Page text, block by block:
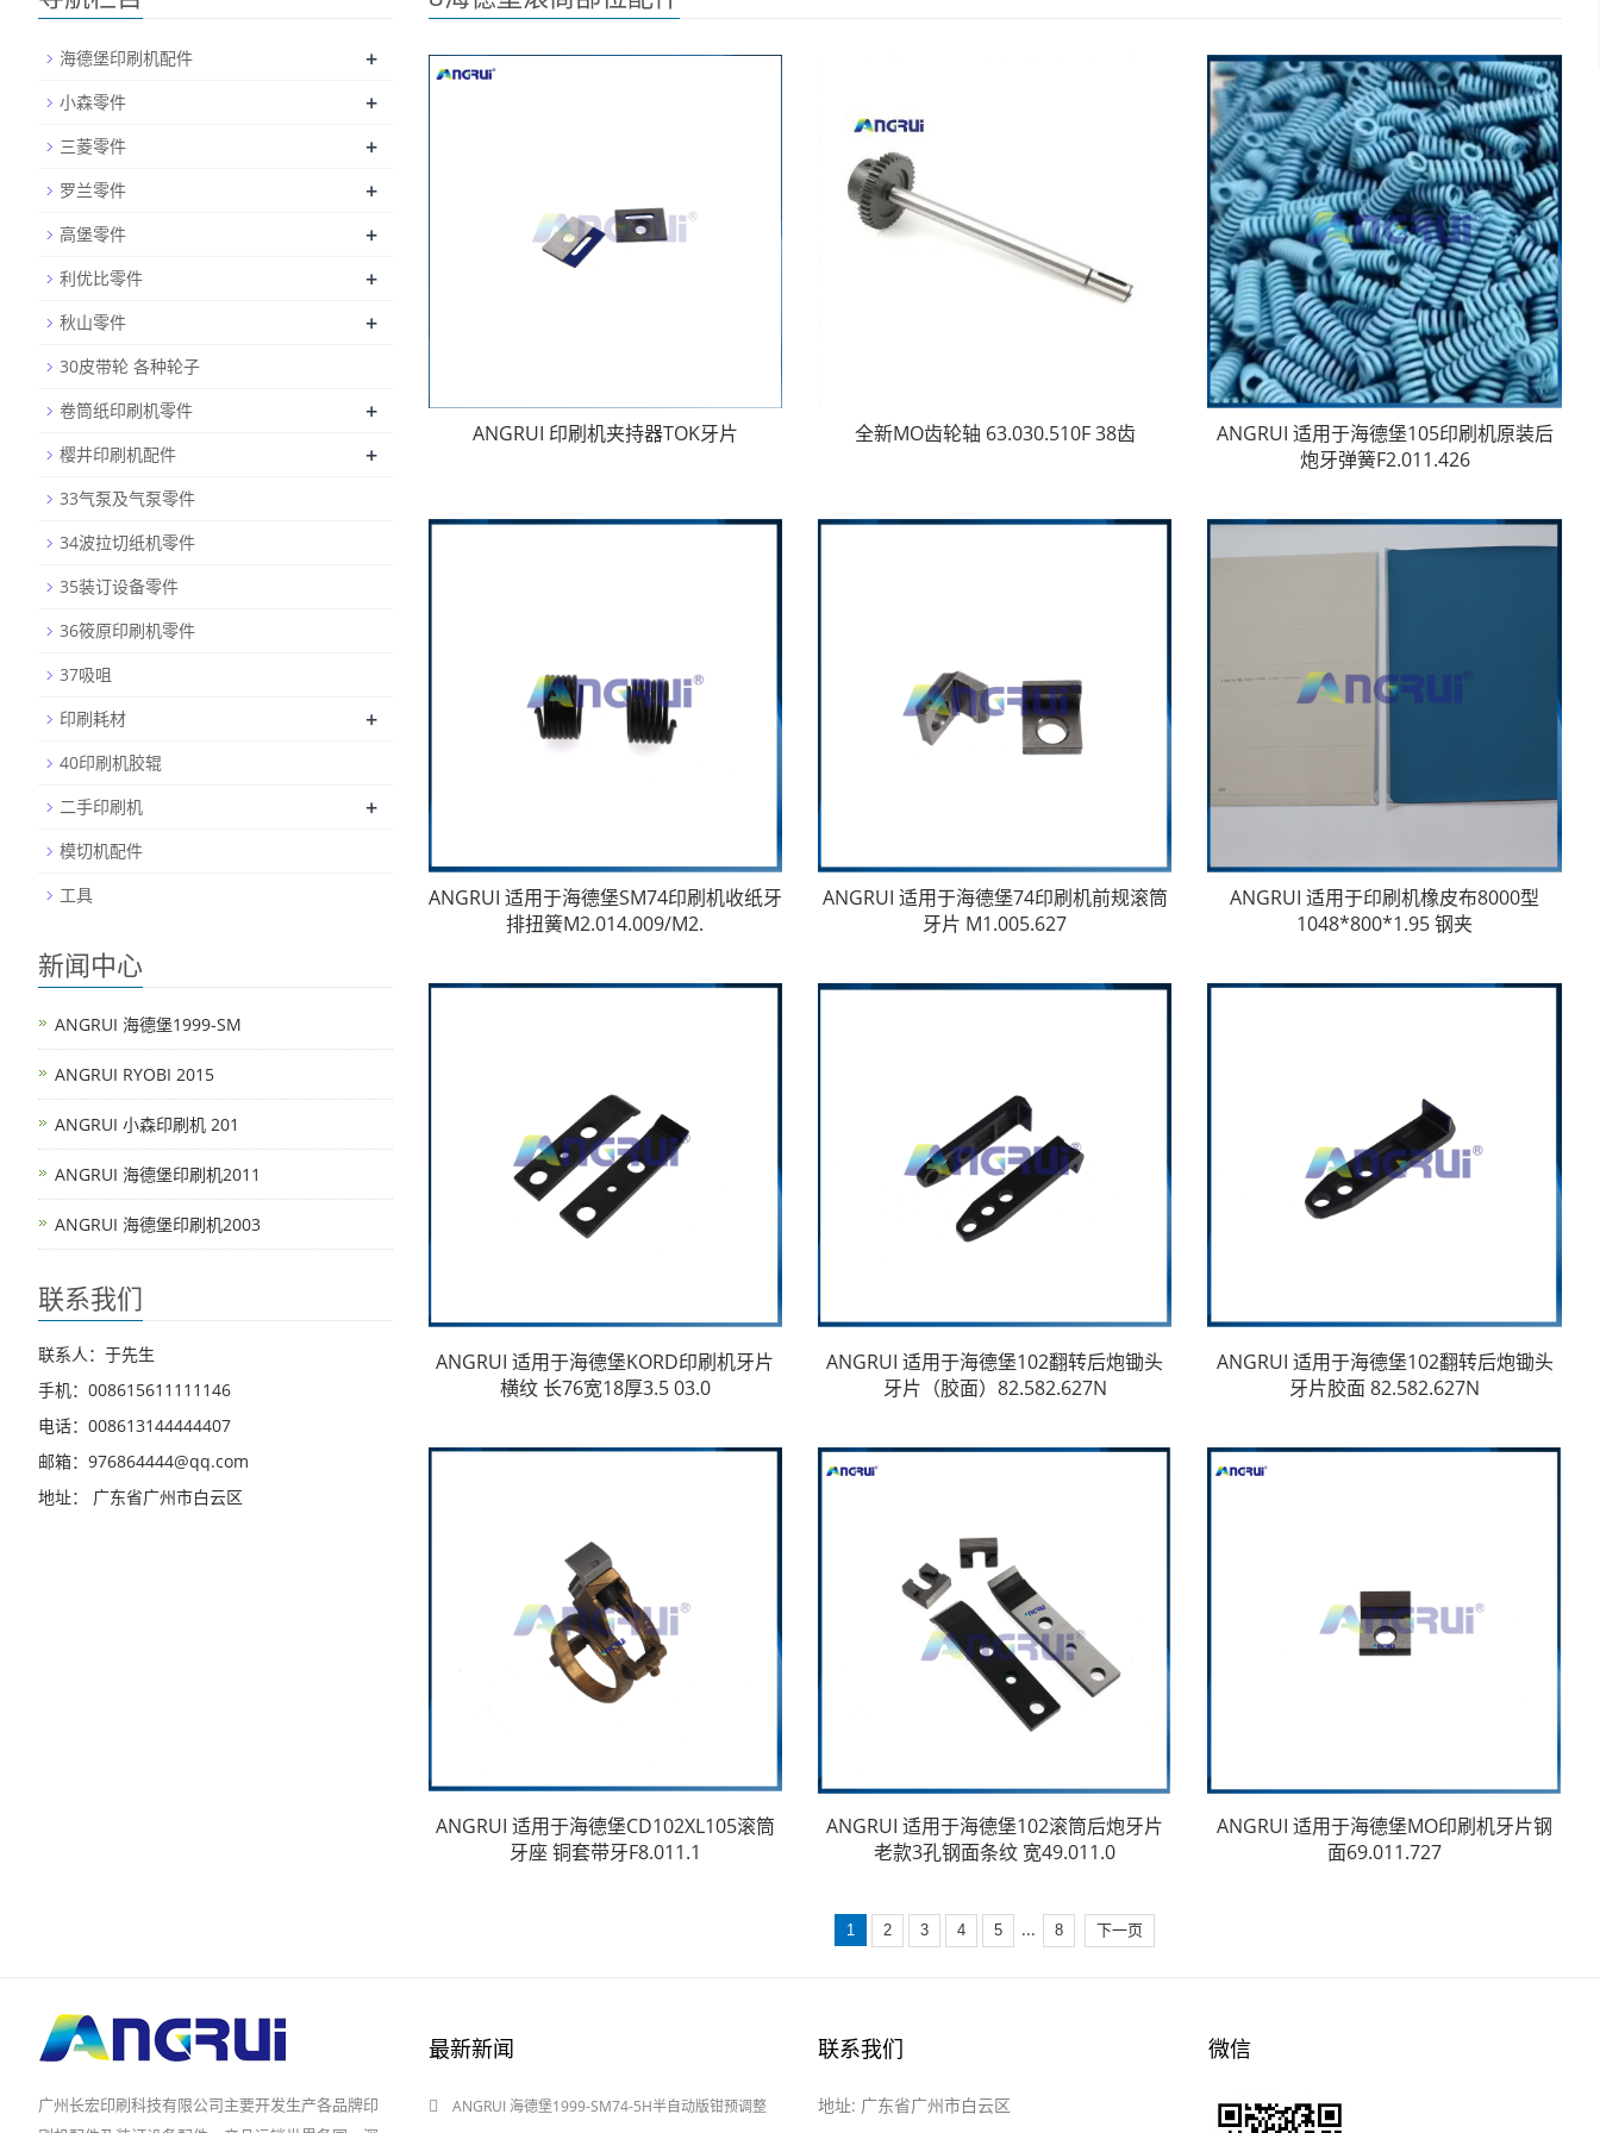
ANGRUI 印刷机夹持器TOK牙片 全新MO齿轮轴 63.030.510F 38齿
ANGRUI 适用于海德堡105印刷机原装后
炮牙弹簧F2.011.426
ANGRUI 适用于海德堡SM74印刷机收纸牙
排扭簧M2.014.009/M2.
ANGRUI 适用于海德堡74印刷机前规滚筒
牙片 M1.005.627
ANGRUI 适用于印刷机橡皮布8000型
1048*800*1.95 钢夹
ANGRUI 适用于海德堡KORD印刷机牙片
横纹 长76宽18厚3.5 03.0
ANGRUI 适用于海德堡102翻转后炮锄头
牙片（胶面）82.582.627N
ANGRUI 适用于海德堡102翻转后炮锄头
牙片胶面 82.582.627N
ANGRUI 适用于海德堡CD102XL105滚筒
牙座 铜套带牙F8.011.1
ANGRUI 适用于海德堡102滚筒后炮牙片
老款3孔钢面条纹 宽49.011.0
ANGRUI 适用于海德堡MO印刷机牙片钢
面69.011.727
1 2 3 4 5 ... 8 下一页
海德堡印刷机配件 +
小森零件 +
三菱零件 +
罗兰零件 +
高堡零件 +
利优比零件 +
秋山零件 +
30皮带轮 各种轮子
卷筒纸印刷机零件
+
樱井印刷机配件 +
33气泵及气泵零件
34波拉切纸机零件
35装订设备零件
36筱原印刷机零件
37吸咀
印刷耗材
+
40印刷机胶辊
二手印刷机
+
模切机配件
工具
新闻中心
ANGRUI 海德堡1999-SM
ANGRUI RYOBI 2015
ANGRUI 小森印刷机 201
ANGRUI 海德堡印刷机2011
ANGRUI 海德堡印刷机2003
联系我们
联系人：于先生
手机：008615611111146
电话：008613144444407
邮箱：976864444@qq.com
地址： 广东省广州市白云区
广州长宏印刷科技有限公司主要开发生产各品牌印
最新新闻
ANGRUI 海德堡1999-SM74-5H半自动版钳预调整
联系我们
地址: 广东省广州市白云区
微信